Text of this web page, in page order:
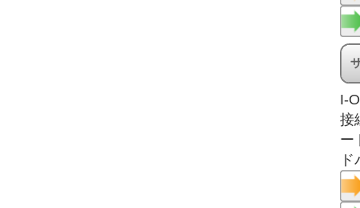
I-
接
ー